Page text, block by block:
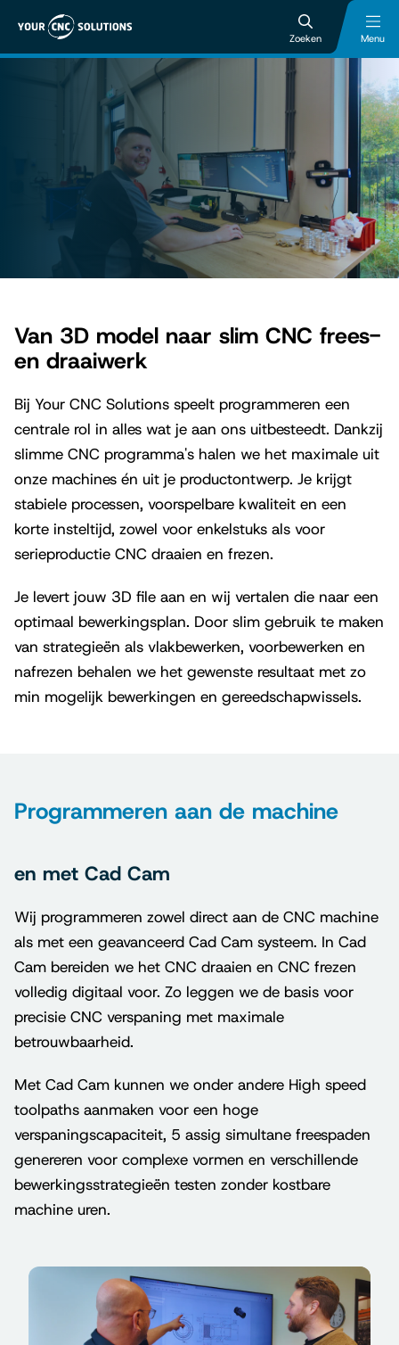
Zoeken Menu
Van 3D model naar slim CNC frees-
en draaiwerk
Bij Your CNC Solutions speelt programmeren een
centrale rol in alles wat je aan ons uitbesteedt. Dankzij
slimme CNC programma's halen we het maximale uit
onze machines én uit je productontwerp. Je krijgt
stabiele processen, voorspelbare kwaliteit en een
korte insteltijd, zowel voor enkelstuks als voor
serieproductie CNC draaien en frezen.
Je levert jouw 3D file aan en wij vertalen die naar een
optimaal bewerkingsplan. Door slim gebruik te maken
van strategieën als vlakbewerken, voorbewerken en
nafrezen behalen we het gewenste resultaat met zo
min mogelijk bewerkingen en gereedschapwissels.
Programmeren aan de machine
en met Cad Cam
Wij programmeren zowel direct aan de CNC machine
als met een geavanceerd Cad Cam systeem. In Cad
Cam bereiden we het CNC draaien en CNC frezen
volledig digitaal voor. Zo leggen we de basis voor
precisie CNC verspaning met maximale
betrouwbaarheid.
Met Cad Cam kunnen we onder andere High speed
toolpaths aanmaken voor een hoge
verspaningscapaciteit, 5 assig simultane freespaden
genereren voor complexe vormen en verschillende
bewerkingsstrategieën testen zonder kostbare
machine uren.